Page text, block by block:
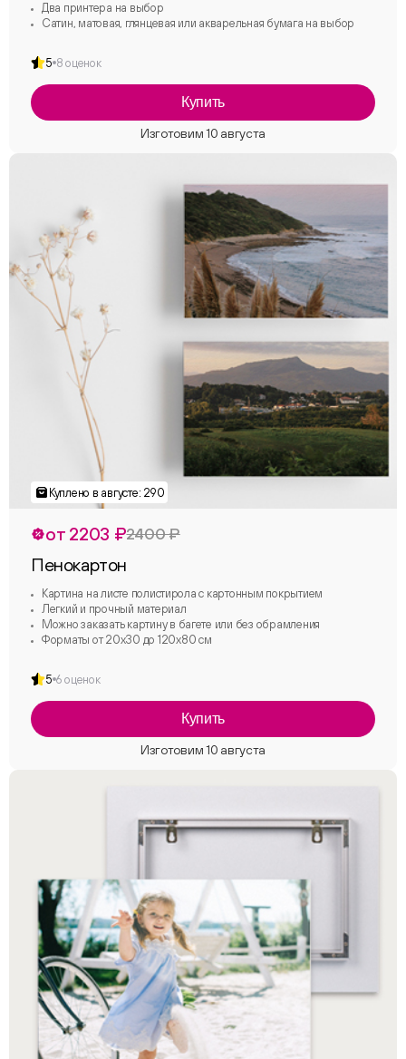
Два принтера на выбор
Сатин, матовая, глянцевая или акварельная бумага на выбор
5 8 оценок
Купить
от 2203 ₽2400 ₽
Пенокартон
Картина на листе полистирола с картонным покрытием
Легкий и прочный материал
Можно заказать картину в багете или без обрамления
Форматы от 20х30 до 120х80 см
5 6 оценок
Купить